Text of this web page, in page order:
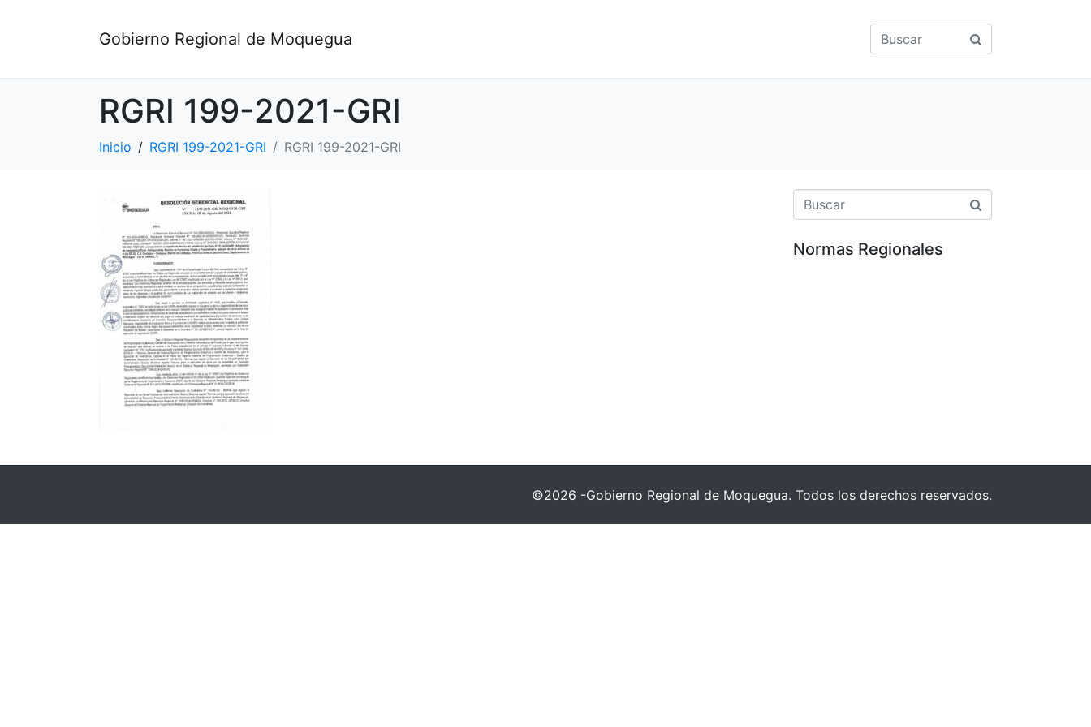
Gobierno Regional de Moquegua
RGRI 199-2021-GRI
Inicio RGRI 199-2021-GRI RGRI 199-2021-GRI
Normas Regionales
©2026 -Gobierno Regional de Moquegua. Todos los derechos reservados.